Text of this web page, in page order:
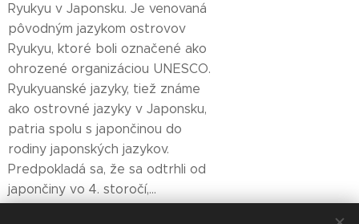
Ryukyu v Japonsku. Je venovaná
pôvodným jazykom ostrovov
Ryukyu, ktoré boli označené ako
ohrozené organizáciou UNESCO.
Ryukyuanské jazyky, tiež známe
ako ostrovné jazyky v Japonsku,
patria spolu s japončinou do
rodiny japonských jazykov.
Predpokladá sa, že sa odtrhli od
japončiny vo 4. storočí,...